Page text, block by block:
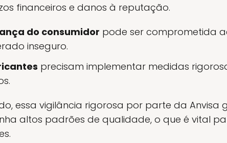
financeiros e danos à reputação.
do consumidor pode ser comprometida
inseguro.
precisam implementar medidas
essa vigilância rigorosa por parte da
altos padrões de qualidade, o que é vital